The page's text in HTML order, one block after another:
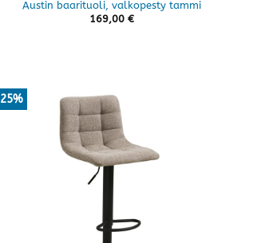
Austin baarituoli, valkopesty tammi
169,00 €
25%